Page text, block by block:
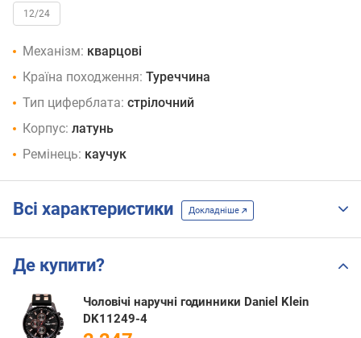
12/24
Механізм: кварцові
Країна походження: Туреччина
Тип циферблата: стрілочний
Корпус: латунь
Ремінець: каучук
Всі характеристики Докладніше
Де купити?
Чоловічі наручні годинники Daniel Klein
DK11249-4